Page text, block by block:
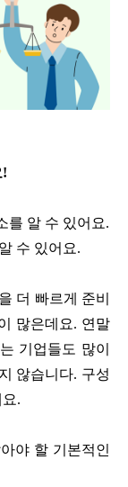
!
를 알 수 있어요.
수 있어요.
더 빠르게 준비
많은데요. 연말
기업들도 많이
않습니다. 구성
.
야 할 기본적인